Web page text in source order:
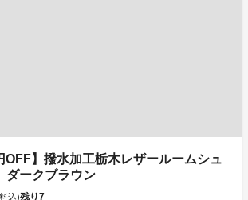
OFF】撥水加工栃木レザールームシュ
ークブラウン
込)残り7